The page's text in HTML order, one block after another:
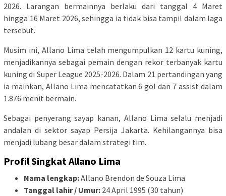
2026. Larangan bermainnya berlaku dari tanggal 4 Maret
hingga 16 Maret 2026, sehingga ia tidak bisa tampil dalam laga
tersebut.
Musim ini, Allano Lima telah mengumpulkan 12 kartu kuning,
menjadikannya sebagai pemain dengan rekor terbanyak kartu
kuning di Super League 2025-2026. Dalam 21 pertandingan yang
ia mainkan, Allano Lima mencatatkan 6 gol dan 7 assist dalam
1.876 menit bermain.
Sebagai penyerang sayap kanan, Allano Lima selalu menjadi
andalan di sektor sayap Persija Jakarta. Kehilangannya bisa
menjadi lubang besar dalam strategi tim.
Profil Singkat Allano Lima
Nama lengkap:Allano Brendon de Souza Lima
Tanggal lahir / Umur: 24 April 1995 (30 tahun)